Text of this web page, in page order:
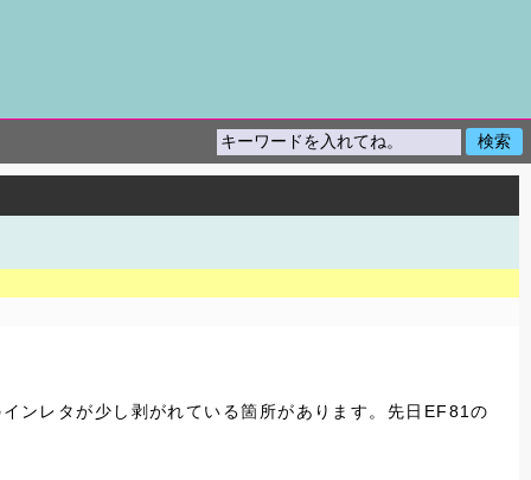
ンレタが少し剥がれている箇所があります。先日EF81の